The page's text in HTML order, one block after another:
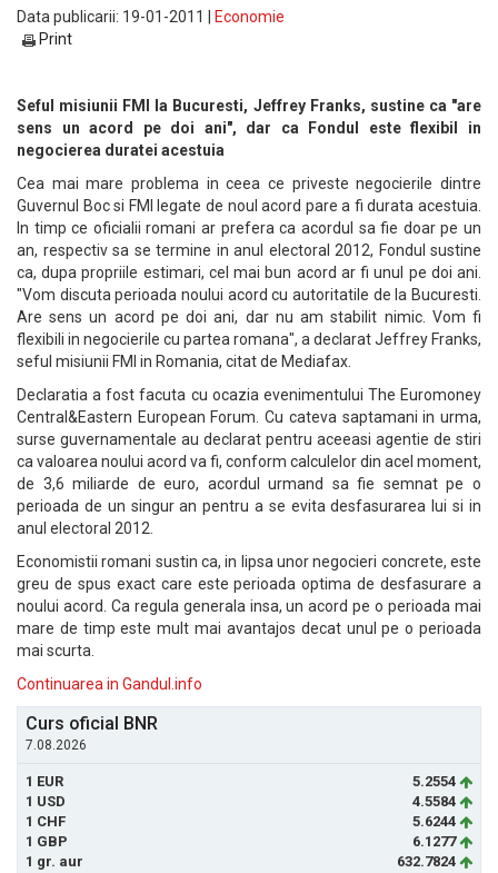
Data publicarii: 19-01-2011 |
Economie
Print
Seful misiunii FMI la Bucuresti, Jeffrey Franks, sustine ca "are
sens un acord pe doi ani", dar ca Fondul este flexibil in
negocierea duratei acestuia
Cea mai mare problema in ceea ce priveste negocierile dintre
Guvernul Boc si FMI legate de noul acord pare a fi durata acestuia.
In timp ce oficialii romani ar prefera ca acordul sa fie doar pe un
an, respectiv sa se termine in anul electoral 2012, Fondul sustine
ca, dupa propriile estimari, cel mai bun acord ar fi unul pe doi ani.
"Vom discuta perioada noului acord cu autoritatile de la Bucuresti.
Are sens un acord pe doi ani, dar nu am stabilit nimic. Vom fi
flexibili in negocierile cu partea romana", a declarat Jeffrey Franks,
seful misiunii FMI in Romania, citat de Mediafax.
Declaratia a fost facuta cu ocazia evenimentului The Euromoney
Central&Eastern European Forum. Cu cateva saptamani in urma,
surse guvernamentale au declarat pentru aceeasi agentie de stiri
ca valoarea noului acord va fi, conform calculelor din acel moment,
de 3,6 miliarde de euro, acordul urmand sa fie semnat pe o
perioada de un singur an pentru a se evita desfasurarea lui si in
anul electoral 2012.
Economistii romani sustin ca, in lipsa unor negocieri concrete, este
greu de spus exact care este perioada optima de desfasurare a
noului acord. Ca regula generala insa, un acord pe o perioada mai
mare de timp este mult mai avantajos decat unul pe o perioada
mai scurta.
Continuarea in Gandul.info
Curs oficial BNR
7.08.2026
1 EUR
5.2554
1 USD
4.5584
1 CHF
5.6244
1 GBP
6.1277
1 gr. aur
632.7824